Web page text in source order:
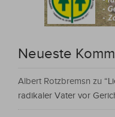
Neueste
Albert Rotzbremsn zu
radikaler Vater vor